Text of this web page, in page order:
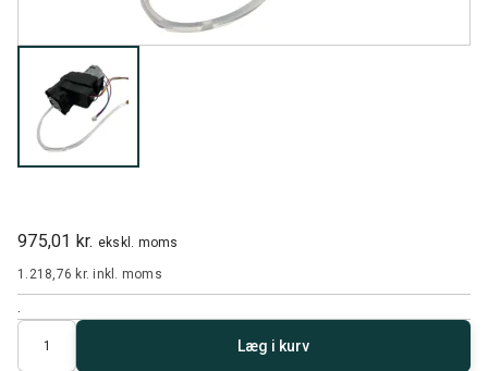
975,01 kr. ekskl. moms
1.218,76 kr.inkl. moms
Antal
Læg i kurv